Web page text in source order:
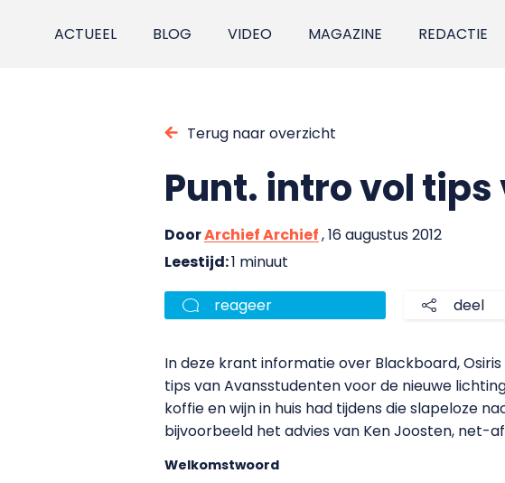
ACTUEEL BLOG VIDEO MAGAZINE REDACTIE
Terug naar overzicht
Punt. intro vol
DoorArchief Archief, 16 augustus 2012
Leestijd:1 minuut
reageer deel
In deze krant informatie over Blackboard, Osiris
tips van Avansstudenten voor de nieuwe
koffie en wijn in huis had tijdens die slapeloze
bijvoorbeeld het advies van Ken Joosten, net-
Welkomstwoord